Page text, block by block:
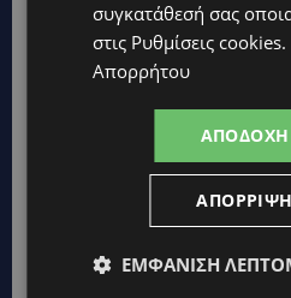
ΣΤΑΥΡΟΣ ΓΙΑΛΛΟΥΡΙΔΗΣ:
«κουρεμένους» του 2013
συγκατάθεσή σας
στις Ρυθμίσεις cookies.
Απορρήτου
ΕΜΦΆΝΙΣΗ